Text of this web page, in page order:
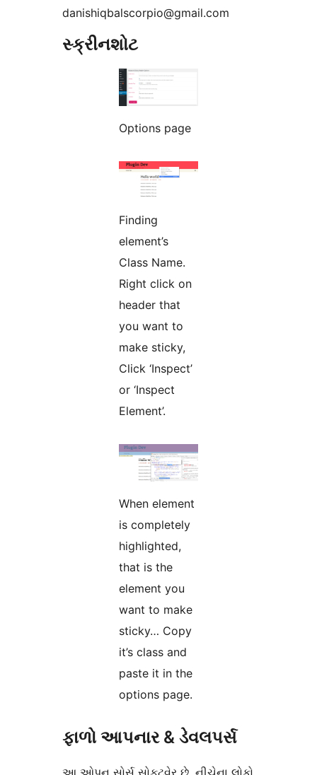
danishiqbalscorpio@gmail.com
સ્ક્રીનશોટ
Options page
Finding
element’s
Class Name.
Right click on
header that
you want to
make sticky,
Click ‘Inspect’
or ‘Inspect
Element’.
When element
is completely
highlighted,
that is the
element you
want to make
sticky… Copy
it’s class and
paste it in the
options page.
ફાળો આપનાર & ડેવલપર્સ
આ ઓપન સોર્સ સોફ્ટવેર છે. નીચેના લોકો